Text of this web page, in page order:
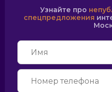
Узнайте про
спецпредложения